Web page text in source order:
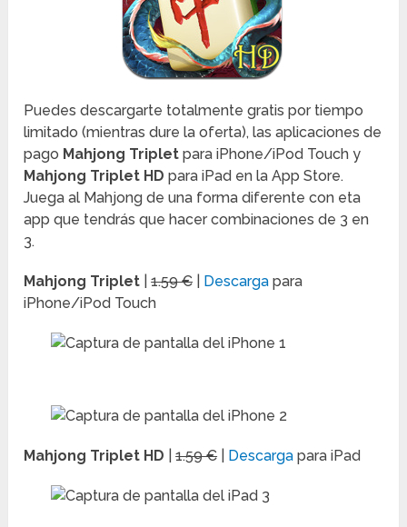
Puedes descargarte totalmente gratis por tiempo
limitado (mientras dure la oferta), las aplicaciones de
pago Mahjong Triplet para iPhone/iPod Touch y
Mahjong Triplet HD para iPad en la App Store.
Juega al Mahjong de una forma diferente con eta
app que tendrás que hacer combinaciones de 3 en
3.
Mahjong Triplet |1.59 € Descarga para
iPhone/iPod Touch
Mahjong Triplet HD |1.59 € Descarga para iPad